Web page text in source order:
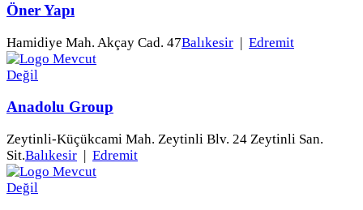
Öner Yapı
Hamidiye Mah. Akçay Cad. 47Balıkesir | Edremit
Anadolu Group
Zeytinli-Küçükcami Mah. Zeytinli Blv. 24 Zeytinli San.
Sit.Balıkesir | Edremit